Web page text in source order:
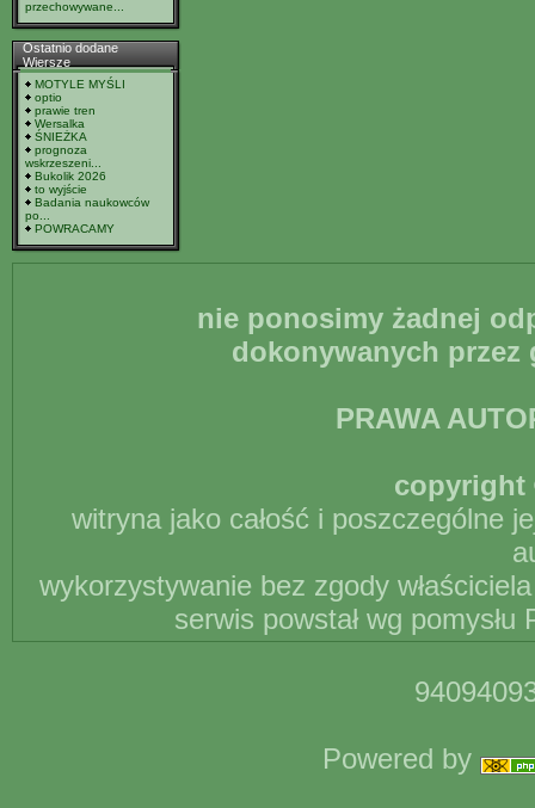
przechowywane...
Ostatnio dodane
Wiersze
MOTYLE MYŚLI
optio
prawie tren
Wersalka
ŚNIEŻKA
prognoza
wskrzeszeni...
Bukolik 2026
to wyjście
Badania naukowców
po...
POWRACAMY
nie ponosimy żadnej
dokonywanych
PRAWA
copyright
witryna jako całość i poszczególne
wykorzystywanie bez zgody
serwis powstał wg
Powered by